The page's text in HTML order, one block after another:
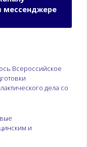
мессенджере
Всероссийское
дела со
и